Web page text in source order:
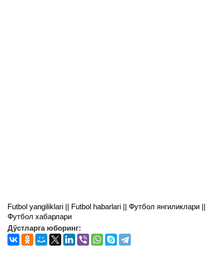
Futbol yangiliklari || Futbol habarlari || Футбол янгиликлари ||
Футбол хабарлари
Дўстларга юборинг: